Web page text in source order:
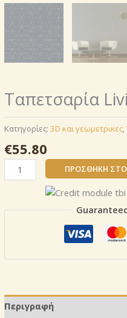
Ταπετσαρία
Κατηγορίες: 3D και γεωμετρικες,
€55.80
Ταπετσαρία
Livingwalls
ποσότητα
ΠΡΟΣΘΉΚΗ ΣΤΟ
Περιγραφή